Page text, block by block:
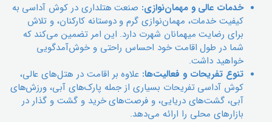
خدمات عالی و مهمان‌نوازی: صنعت هتلداری در کوش آداسی به
کیفیت خدمات، مهمان‌نوازی گرم و دوستانه کارکنان، و تلاش
برای رضایت میهمانان شهرت دارد. این امر تضمین می‌کند که
شما در طول اقامت خود احساس راحتی و خوش‌آمدگویی
خواهید داشت.
تنوع تفریحات و فعالیت‌ها: علاوه بر اقامت در هتل‌های عالی،
کوش آداسی تفریحات بسیاری از جمله پارک‌های آبی، ورزش‌های
آبی، گشت‌های دریایی، و فرصت‌های خرید و گشت و گذار در
بازارهای محلی را ارائه می‌دهد.